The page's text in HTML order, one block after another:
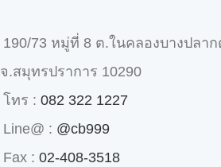
190/73 หมู่ที่ 8 ต.ในคลองบางปลา
จ.สมุทรปราการ 10290
โทร : 082 322 1227
Line@ : @cb999
Fax : 02-408-3518